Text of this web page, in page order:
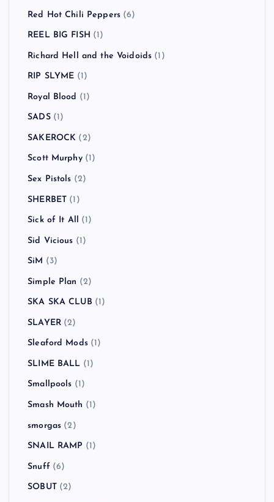
Red Hot Chili Peppers (6)
REEL BIG FISH (1)
Richard Hell and the Voidoids (1)
RIP SLYME (1)
Royal Blood (1)
SADS(1)
SAKEROCK (2)
Scott Murphy(1)
Sex Pistols (2)
SHERBET (1)
Sick of It All (1)
Sid Vicious (1)
SiM (3)
Simple Plan (2)
SKA SKA CLUB (1)
SLAYER(2)
Sleaford Mods(1)
SLIME BALL (1)
Smallpools (1)
Smash Mouth (1)
smorgas (2)
SNAIL RAMP (1)
Snuff (6)
SOBUT(2)